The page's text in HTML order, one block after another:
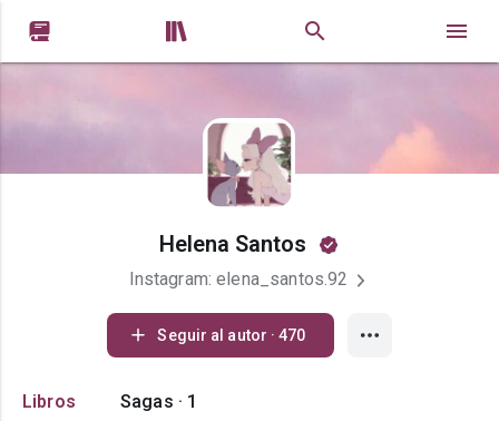
 
Helena Santos
Instagram: elena_santos.92
Seguir al autor · 470
Libros Sagas · 1